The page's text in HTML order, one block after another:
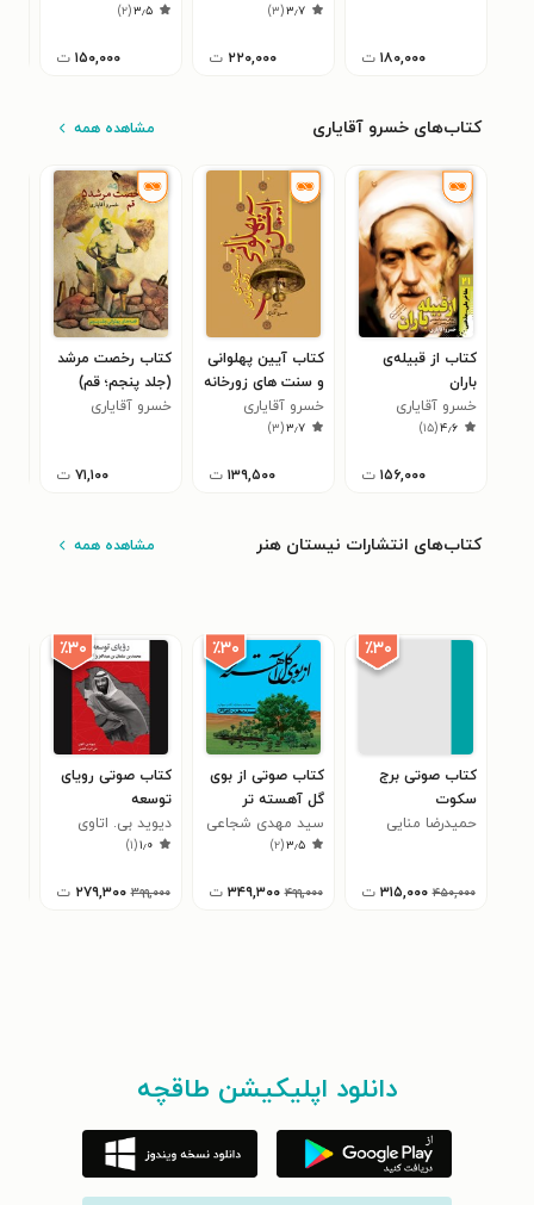
۱۸۰,۰۰۰ ت
۳٫۷(۳)
۲۲۰,۰۰۰ ت
۳٫۵(۲)
۱۵۰,۰۰۰ ت
کتاب‌های خسرو آقایاری مشاهده همه
کتاب از قبیله‌ی
باران
خسرو آقایاری
۴٫۶(۱۵)
۱۵۶,۰۰۰ ت
کتاب آیین پهلوانی
و سنت های زورخانه
ای
خسرو آقایاری
۳٫۷(۳)
۱۳۹,۵۰۰ ت
کتاب رخصت مرشد
(جلد پنجم؛ قم)
خسرو آقایاری
۷۱,۱۰۰ ت
کتاب‌های انتشارات نیستان هنر مشاهده همه
٪۳۰
کتاب صوتی برج
سکوت
حمیدرضا منایی
۴۵۰,۰۰۰ ۳۱۵,۰۰۰ ت
٪۳۰
کتاب صوتی از بوی
گل آهسته تر
سید مهدی شجاعی
۳٫۵(۲)
۴۹۹,۰۰۰ ۳۴۹,۳۰۰ ت
٪۳۰
کتاب صوتی رویای
توسعه
دیوید بی. اتاوی
۱٫۰(۱)
۳۹۹,۰۰۰ ۲۷۹,۳۰۰ ت
دانلود اپلیکیشن طاقچه